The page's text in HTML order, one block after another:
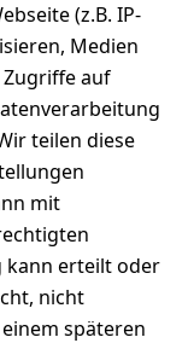
(z.B. IP-
Medien
auf
teilen diese
mit
kann erteilt oder
nicht
späteren
Über uns
★★★★☆
Top-Verkäufer
★★★★★
Bewertungen
Über 228.000